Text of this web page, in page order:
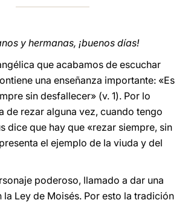
y hermanas, ¡buenos días!
que acabamos de escuchar
una enseñanza importante: «Es
sin desfallecer» (v. 1). Por lo
de rezar alguna vez, cuando tengo
dice que hay que «rezar siempre, sin
el ejemplo de la viuda y del
poderoso, llamado a dar una
la Ley de Moisés. Por esto la tradición